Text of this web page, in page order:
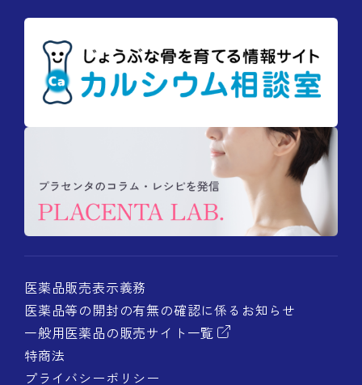
医薬品販売表示義務
医薬品等の開封の有無の確認に係るお知らせ
一般用医薬品の販売サイト一覧
特商法
プライバシーポリシー